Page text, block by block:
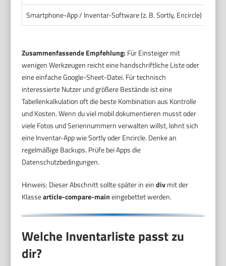
Smartphone-App / Inventar-Software (z. B. Sortly, Encircle)
Zusammenfassende Empfehlung: Für Einsteiger mit
wenigen Werkzeugen reicht eine handschriftliche Liste oder
eine einfache Google-Sheet-Datei. Für technisch
interessierte Nutzer und größere Bestände ist eine
Tabellenkalkulation oft die beste Kombination aus Kontrolle
und Kosten. Wenn du viel mobil dokumentieren musst oder
viele Fotos und Seriennummern verwalten willst, lohnt sich
eine Inventar-App wie Sortly oder Encircle. Denke an
regelmäßige Backups. Prüfe bei Apps die
Datenschutzbedingungen.
Hinweis: Dieser Abschnitt sollte später in eindivmit der
Klassearticle-compare-maineingebettet werden.
Welche Inventarliste passt zu
dir?